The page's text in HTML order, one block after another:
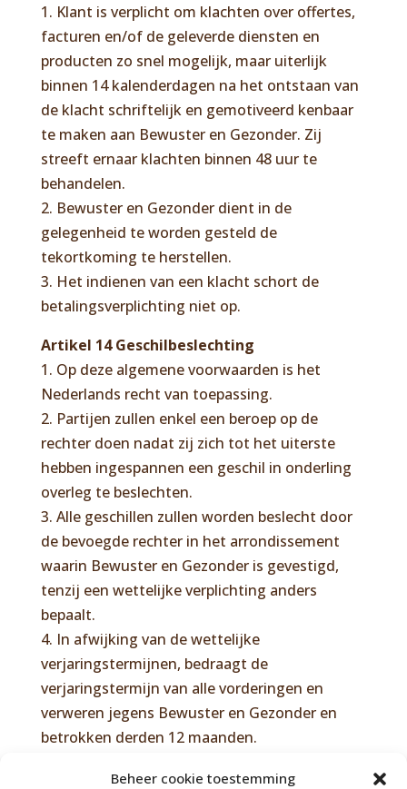
Beheer cookie toestemming
1. Klant is verplicht om klachten over offertes,
facturen en/of de geleverde diensten en
producten zo snel mogelijk, maar uiterlijk
binnen 14 kalenderdagen na het ontstaan van
de klacht schriftelijk en gemotiveerd kenbaar
te maken aan Bewuster en Gezonder. Zij
streeft ernaar klachten binnen 48 uur te
behandelen.
2. Bewuster en Gezonder dient in de
gelegenheid te worden gesteld de
tekortkoming te herstellen.
3. Het indienen van een klacht schort de
betalingsverplichting niet op.
Artikel 14 Geschilbeslechting
1. Op deze algemene voorwaarden is het
Nederlands recht van toepassing.
2. Partijen zullen enkel een beroep op de
rechter doen nadat zij zich tot het uiterste
hebben ingespannen een geschil in onderling
overleg te beslechten.
3. Alle geschillen zullen worden beslecht door
de bevoegde rechter in het arrondissement
waarin Bewuster en Gezonder is gevestigd,
tenzij een wettelijke verplichting anders
bepaalt.
4. In afwijking van de wettelijke
verjaringstermijnen, bedraagt de
verjaringstermijn van alle vorderingen en
verweren jegens Bewuster en Gezonder en
betrokken derden 12 maanden.